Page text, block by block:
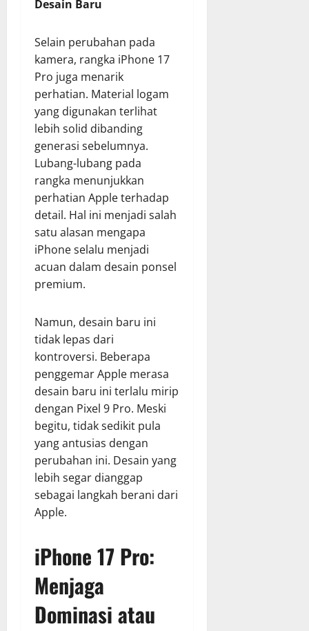
Desain Baru
Selain perubahan pada
kamera, rangka iPhone 17
Pro juga menarik
perhatian. Material logam
yang digunakan terlihat
lebih solid dibanding
generasi sebelumnya.
Lubang-lubang pada
rangka menunjukkan
perhatian Apple terhadap
detail. Hal ini menjadi salah
satu alasan mengapa
iPhone selalu menjadi
acuan dalam desain ponsel
premium.
Namun, desain baru ini
tidak lepas dari
kontroversi. Beberapa
penggemar Apple merasa
desain baru ini terlalu mirip
dengan Pixel 9 Pro. Meski
begitu, tidak sedikit pula
yang antusias dengan
perubahan ini. Desain yang
lebih segar dianggap
sebagai langkah berani dari
Apple.
iPhone 17 Pro:
Menjaga
Dominasi atau